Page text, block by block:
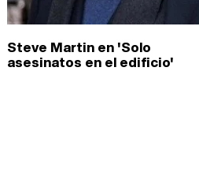
Steve Martin en 'Solo
asesinatos en el edificio'